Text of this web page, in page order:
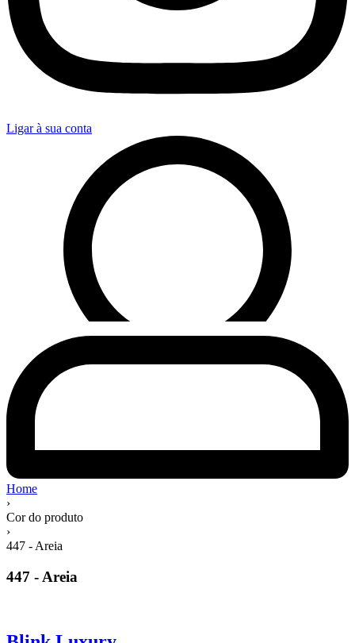
Ligar à sua conta
Home
›
Cor do produto
›
447 - Areia
447 - Areia